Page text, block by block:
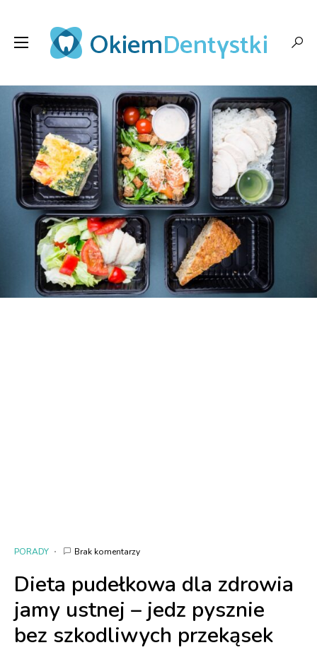
PORADY Brak komentarzy
Dieta pudełkowa dla zdrowia
jamy ustnej – jedz pysznie
bez szkodliwych przekąsek